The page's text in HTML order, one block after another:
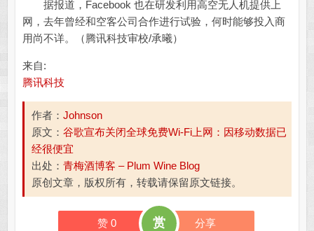
据报道，Facebook 也在研发利用高空无人机提供上
网，去年曾经和空客公司合作进行试验，何时能够投入商
用尚不详。（腾讯科技审校/承曦）
来自:
腾讯科技
作者： Johnson
原文： 谷歌宣布关闭全球免费Wi-Fi上网：因移动数据已
经很便宜
出处： 青梅酒博客 – Plum Wine Blog
原创文章，版权所有，转载请保留原文链接。
赞 0 赏 分享